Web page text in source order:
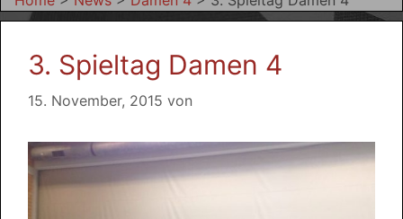
3. Spieltag Damen 4
15. November, 2015 von